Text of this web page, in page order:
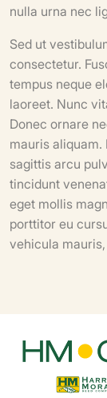
nulla urna nec
Sed ut
consectetur.
tempus neque
laoreet. Nunc
Donec ornare
mauris
sagittis arcu
tincidunt
eget mollis
porttitor eu
vehicula